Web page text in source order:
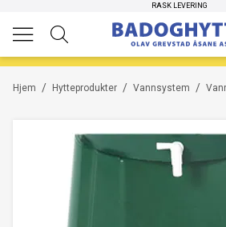
RASK LEVERING
HØYKVALITETS PRODUKTER
/
Hjem /
Hytteprodukter /
Vannsystem